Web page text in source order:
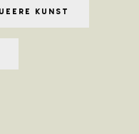
KUNST